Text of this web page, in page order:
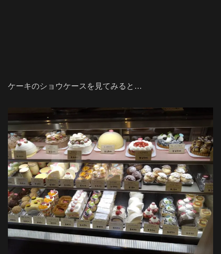
ケーキのショウケースを見てみると…